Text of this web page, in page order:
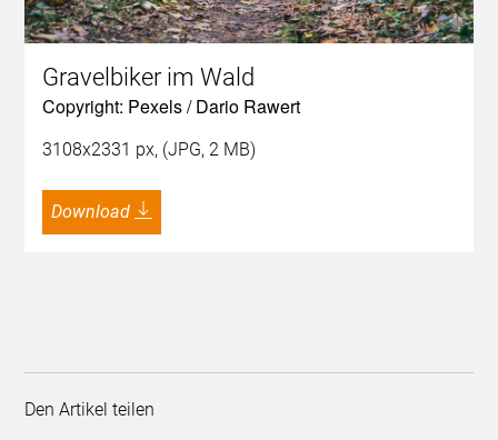
Gravelbiker im Wald
Copyright: Pexels / Dario Rawert
3108x2331 px, (JPG, 2 MB)
Download
Den Artikel teilen